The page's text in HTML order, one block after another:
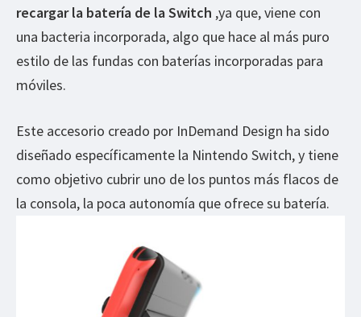
recargar la batería de la Switch ,ya que, viene con
una bacteria incorporada, algo que hace al más puro
estilo de las fundas con baterías incorporadas para
móviles.
Este accesorio creado por InDemand Design ha sido
diseñado específicamente la Nintendo Switch, y tiene
como objetivo cubrir uno de los puntos más flacos de
la consola, la poca autonomía que ofrece su batería.